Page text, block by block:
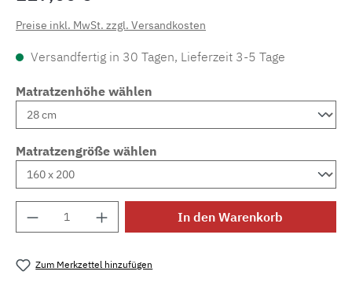
Preise inkl. MwSt. zzgl. Versandkosten
Versandfertig in 30 Tagen, Lieferzeit 3-5 Tage
Matratzenhöhe wählen
Matratzengröße wählen
Produkt Anzahl: Gib den gewünschten
In den Warenkorb
Zum Merkzettel hinzufügen